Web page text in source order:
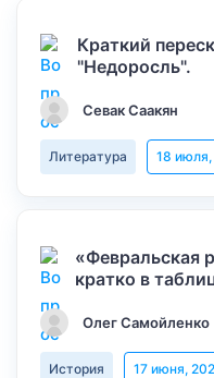
Краткий
"Недоросль".
Севак Саакян
Литература 18
«Февральская
кратко в
Олег Самойленко
История 17 июня,